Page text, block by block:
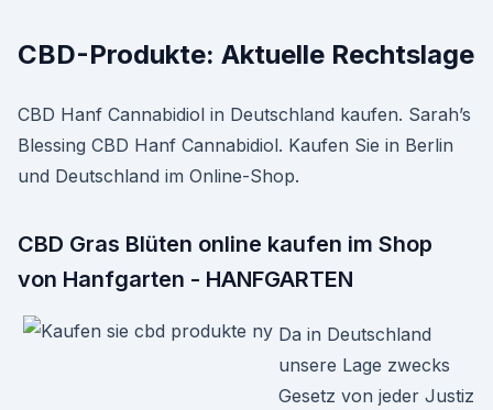
CBD-Produkte: Aktuelle Rechtslage
CBD Hanf Cannabidiol in Deutschland kaufen. Sarah’s
Blessing CBD Hanf Cannabidiol. Kaufen Sie in Berlin
und Deutschland im Online-Shop.
CBD Gras Blüten online kaufen im Shop
von Hanfgarten - HANFGARTEN
Da in Deutschland
unsere Lage zwecks
Gesetz von jeder Justiz